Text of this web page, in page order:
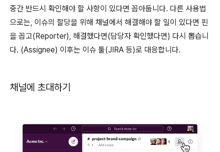
중간 반드시 확인해야 할 사항이 있다면 꼽아둡니다. 다른 사용법
으로는, 이슈의 할당을 위해 채널에서 해결해야 할 일이 있다면 핀
을 꼽고(Reporter), 해결했다면(담당자 확인했다면) 다시 뽑습니
다. (Assignee) 이후는 이슈 툴(JIRA 등)로 대응합니다.
채널에 초대하기